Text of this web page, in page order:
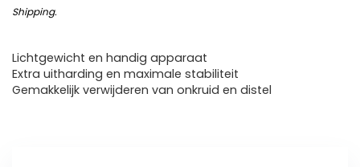
Shipping.
Lichtgewicht en handig apparaat
Extra uitharding en maximale stabiliteit
Gemakkelijk verwijderen van onkruid en distel